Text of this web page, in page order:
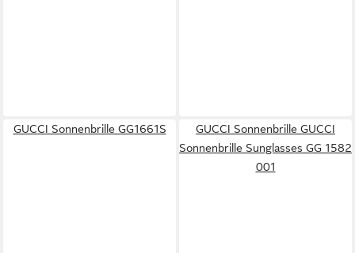
GUCCI Sonnenbrille GG1661S
GUCCI Sonnenbrille GUCCI
Sonnenbrille Sunglasses GG 1582
001